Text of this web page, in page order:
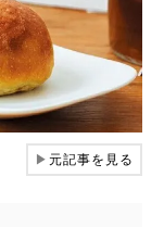
▶元記事を見る